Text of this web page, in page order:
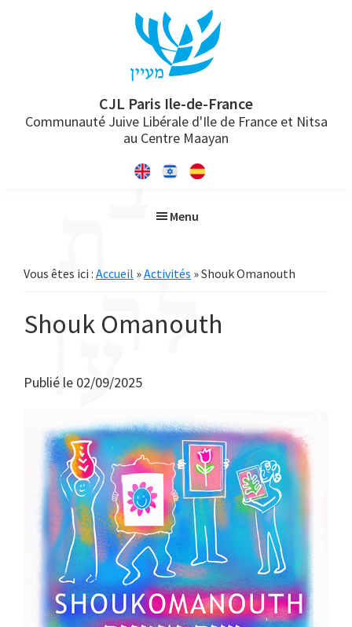
principale
CJL Paris Ile-de-France
Communauté Juive Libérale d'Ile de France et Nitsa
au Centre Maayan
Menu
Vous êtes ici : Accueil »Activités » Shouk Omanouth
Shouk Omanouth
Publié le 02/09/2025